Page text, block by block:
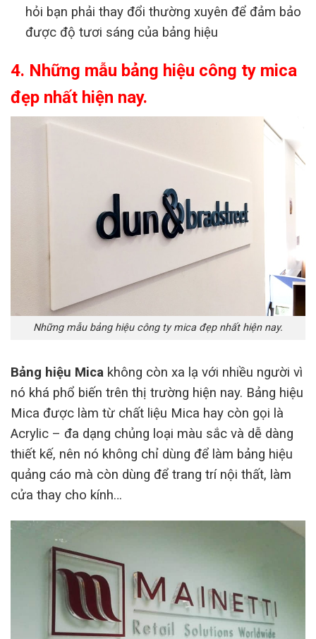
hỏi bạn phải thay đổi thường xuyên để đảm bảo
được độ tươi sáng của bảng hiệu
4. Những mẫu bảng hiệu công ty mica
đẹp nhất hiện nay.
Những mẫu bảng hiệu công ty mica đẹp nhất hiện nay.
Bảng hiệu Mica không còn xa lạ với nhiều người vì
nó khá phổ biến trên thị trường hiện nay. Bảng hiệu
Mica được làm từ chất liệu Mica hay còn gọi là
Acrylic – đa dạng chủng loại màu sắc và dễ dàng
thiết kế, nên nó không chỉ dùng để làm bảng hiệu
quảng cáo mà còn dùng để trang trí nội thất, làm
cửa thay cho kính…